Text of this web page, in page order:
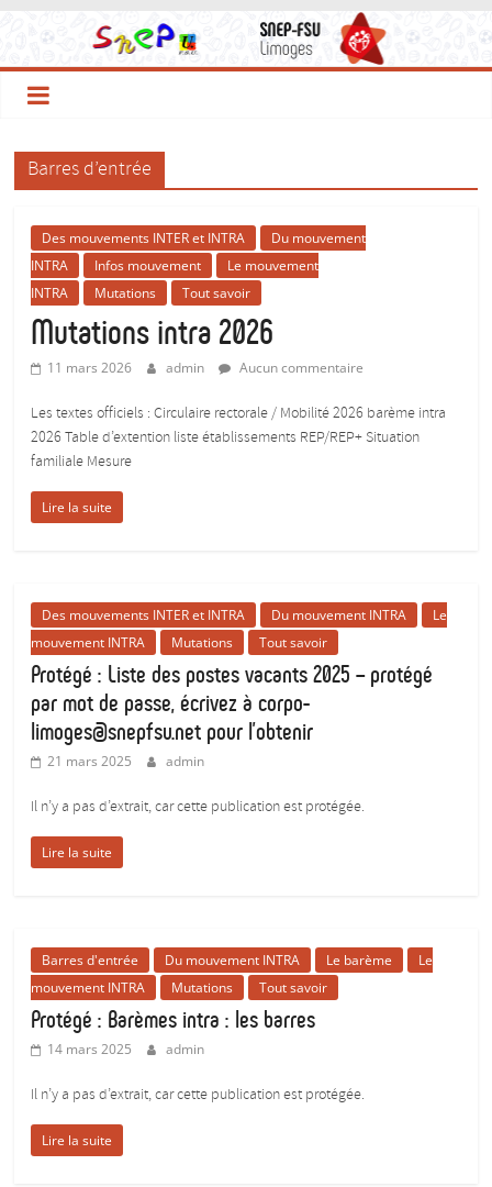
contenu
Le
Site
du
SNEP-
FSU
Limoges
Le
SNEP,
pour
donner
aux
études
Barres d’entrée
Des mouvements INTER et INTRA
Du mouvement
INTRA
Infos mouvement
Le mouvement
INTRA
Mutations Tout savoir
Mutations intra 2026
11 mars 2026 admin Aucun commentaire
Les textes officiels : Circulaire rectorale / Mobilité 2026 barème intra
2026 Table d’extention liste établissements REP/REP+ Situation
familiale Mesure
Lire la suite
Des mouvements INTER et INTRA Du mouvement INTRA
Le
mouvement INTRA
Mutations Tout savoir
Protégé : Liste des postes vacants 2025 – protégé
par mot de passe, écrivez à corpo-
limoges@snepfsu.net pour l’obtenir
21 mars 2025 admin
Il n’y a pas d’extrait, car cette publication est protégée.
Lire la suite
Barres d'entrée Du mouvement INTRA Le barème
Le
mouvement INTRA
Mutations Tout savoir
Protégé : Barèmes intra : les barres
14 mars 2025 admin
Il n’y a pas d’extrait, car cette publication est protégée.
Lire la suite